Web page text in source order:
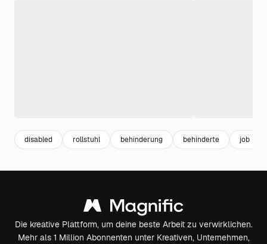
disabled rollstuhl behinderung behinderte job
Die kreative Plattform, um deine beste Arbeit zu verwirklichen.
Mehr als 1 Million Abonnenten unter Kreativen, Unternehmen,